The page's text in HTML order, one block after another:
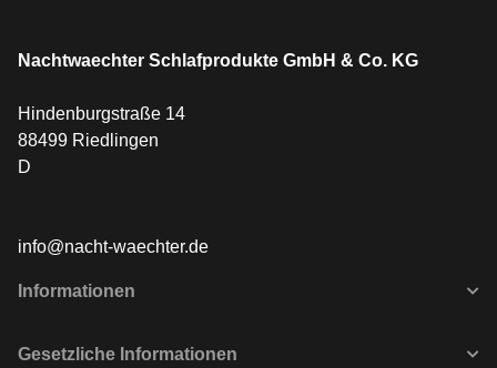
** gilt für Lieferungen innerhalb Deutschlands, Lieferzeiten für
Versandinformationen